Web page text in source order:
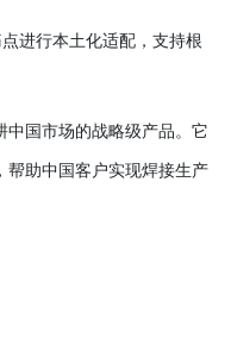
进行本土化适配，支持根
中国市场的战略级产品。它
帮助中国客户实现焊接生产